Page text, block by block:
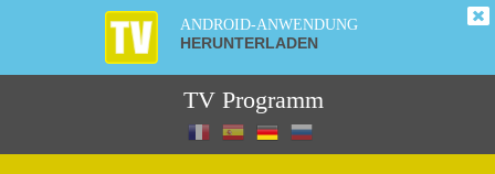
ANDROID-ANWENDUNG
HERUNTERLADEN
TV Programm